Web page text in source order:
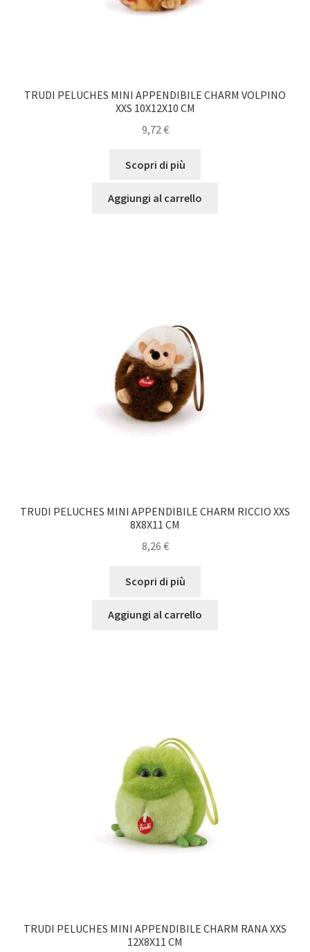
TRUDI PELUCHES MINI APPENDIBILE CHARM VOLPINO
XXS 10X12X10 CM
9,72 €
Scopri di più
Aggiungi al carrello
TRUDI PELUCHES MINI APPENDIBILE CHARM RICCIO XXS
8X8X11 CM
8,26 €
Scopri di più
Aggiungi al carrello
TRUDI PELUCHES MINI APPENDIBILE CHARM RANA XXS
12X8X11 CM